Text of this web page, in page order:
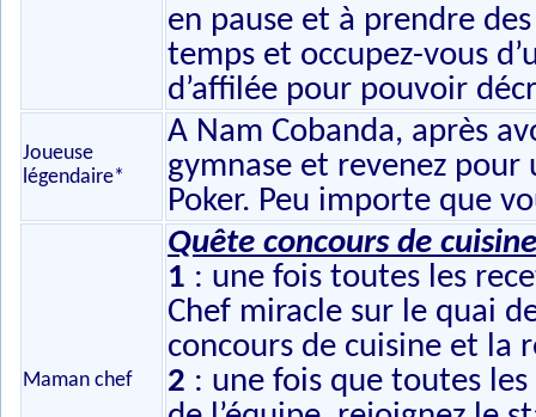
en pause et à prendre
temps et occupez-vous
d’affilée pour pouvoir
Joueuse
légendaire*
A Nam Cobanda, après
gymnase et revenez pour
Poker. Peu importe que
Maman chef
Quête concours de cuisine
1 : une fois toutes les
Chef miracle sur le quai
concours de cuisine et la
2 : une fois que toutes